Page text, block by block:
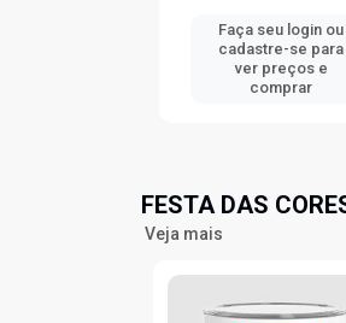
Faça seu login ou
cadastre-se para
ver preços e
comprar
FESTA DAS
Veja mais